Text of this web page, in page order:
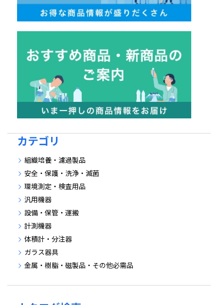
カテゴリ
組織培養・濾過製品
安全・保護・洗浄・滅菌
環境測定・検査用品
汎用機器
設備・保管・運搬
計測機器
体積計・分注器
ガラス器具
金属・樹脂・磁製品・その他必需品